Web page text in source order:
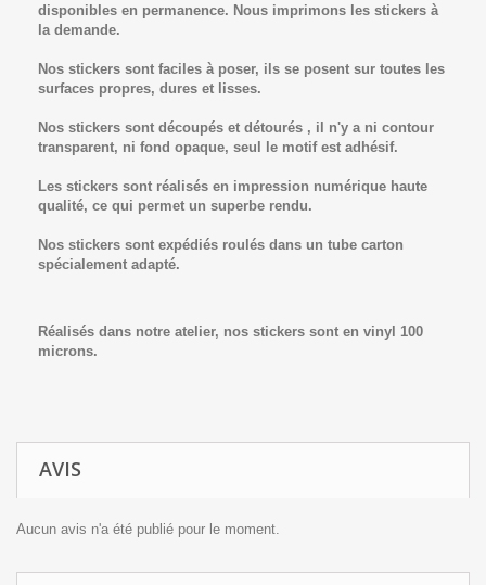
disponibles en permanence. Nous imprimons les stickers à
la demande.
Nos stickers sont faciles à poser, ils se posent sur toutes les
surfaces propres, dures et lisses.
Nos stickers sont découpés et détourés , il n'y a ni contour
transparent, ni fond opaque, seul le motif est adhésif.
Les stickers sont réalisés en impression numérique haute
qualité, ce qui permet un superbe rendu.
Nos stickers sont expédiés roulés dans un tube carton
spécialement adapté.
Réalisés dans notre atelier, nos stickers sont en vinyl 100
microns.
AVIS
Aucun avis n'a été publié pour le moment.